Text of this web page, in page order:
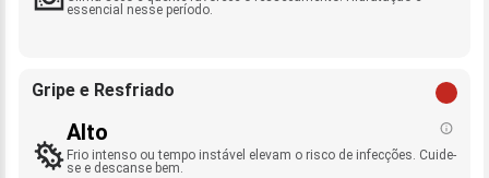
essencial nesse período.
Gripe e Resfriado
Alto
Frio intenso ou tempo instável elevam o risco de infecções. Cuide-
se e descanse bem.